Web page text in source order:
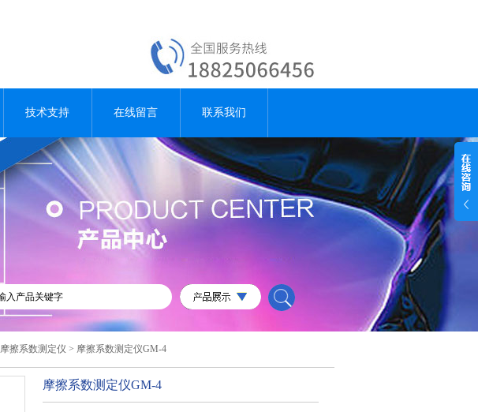
技术支持 在线留言 联系我们
摩擦系数测定仪 > 摩擦系数测定仪GM-4
摩擦系数测定仪GM-4